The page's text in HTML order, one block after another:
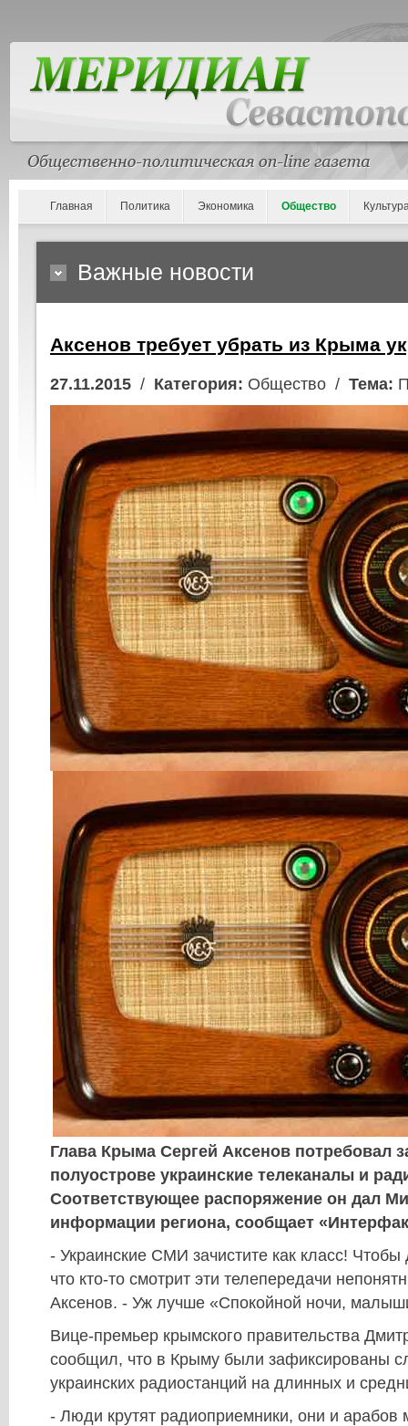
Главная Политика Экономика Общество
Важные новости
Аксенов требует убрать из Крыма
27.11.2015 / Категория: Общество / Тема:
Глава Крыма Сергей Аксенов потребовал
полуострове украинские телеканалы и
Соответствующее распоряжение он дал
информации региона, сообщает
- Украинские СМИ зачистите как класс!
что кто-то смотрит эти телепередачи
Аксенов. - Уж лучше «Спокойной ночи,
Вице-премьер крымского правительства
сообщил, что в Крыму были зафиксированы
украинских радиостанций на длинных и
- Люди крутят радиоприемники, они и арабов